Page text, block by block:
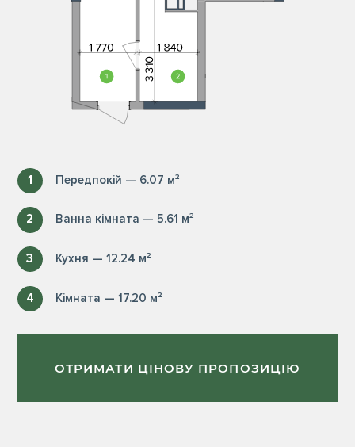
1 Передпокій — 6.07 м²
2 Ванна кімната — 5.61 м²
3 Кухня — 12.24 м²
4 Кімната — 17.20 м²
ОТРИМАТИ ЦІНОВУ ПРОПОЗИЦІЮ